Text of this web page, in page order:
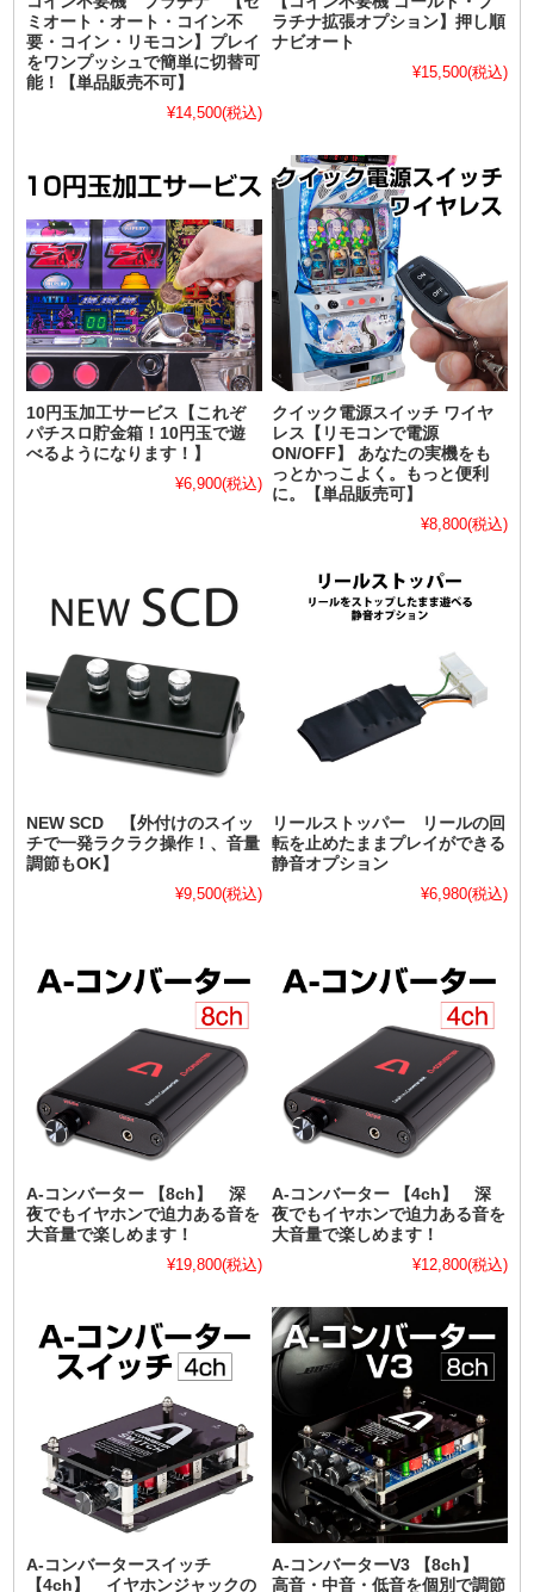
ミオート・オート・コイン不
要・コイン・リモコン】プレイ
をワンプッシュで簡単に切替可
能！【単品販売不可】
¥14,500(税込)
ラチナ拡張オプション】押し順
ナビオート
¥15,500(税込)
10円玉加工サービス【これぞ
パチスロ貯金箱！10円玉で遊
べるようになります！】
¥6,900(税込)
クイック電源スイッチ ワイヤ
レス【リモコンで電源
ON/OFF】 あなたの実機をも
っとかっこよく。もっと便利
に。【単品販売可】
¥8,800(税込)
NEW SCD 【外付けのスイッ
チで一発ラクラク操作！、音量
調節もOK】
¥9,500(税込)
リールストッパー リールの回
転を止めたままプレイができる
静音オプション
¥6,980(税込)
A-コンバーター 【8ch】 深
夜でもイヤホンで迫力ある音を
大音量で楽しめます！
¥19,800(税込)
A-コンバーター 【4ch】 深
夜でもイヤホンで迫力ある音を
大音量で楽しめます！
¥12,800(税込)
A-コンバータースイッチ
【4ch】 イヤホンジャックの
A-コンバーターV3 【8ch】
高音・中音・低音を個別で調節